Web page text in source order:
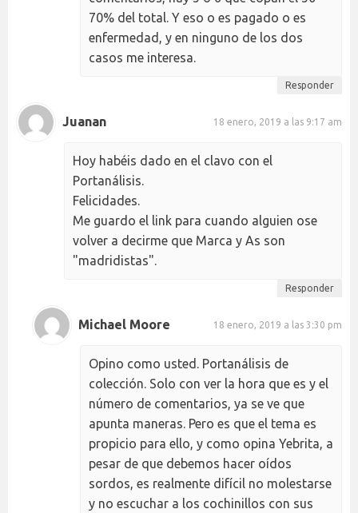
70% del total. Y eso o es pagado o es
enfermedad, y en ninguno de los dos
casos me interesa.
Responder
Juanan 18 enero, 2019 a las 9:17 am
Hoy habéis dado en el clavo con el
Portanálisis.
Felicidades.
Me guardo el link para cuando alguien ose
volver a decirme que Marca y As son
"madridistas".
Responder
Michael Moore 18 enero, 2019 a las 3:30 pm
Opino como usted. Portanálisis de
colección. Solo con ver la hora que es y el
número de comentarios, ya se ve que
apunta maneras. Pero es que el tema es
propicio para ello, y como opina Yebrita, a
pesar de que debemos hacer oídos
sordos, es realmente difícil no molestarse
y no escuchar a los cochinillos con sus